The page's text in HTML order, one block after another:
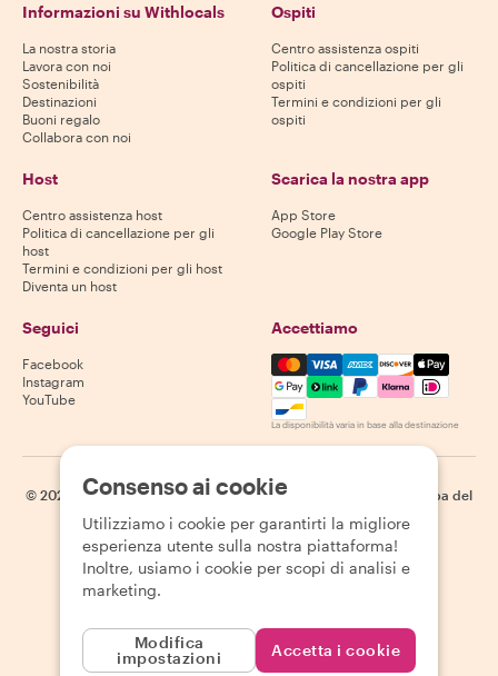
Informazioni su Withlocals
La nostra storia
Lavora con noi
Sostenibilità
Destinazioni
Buoni regalo
Collabora con noi
Ospiti
Centro assistenza ospiti
Politica di cancellazione per gli
ospiti
Termini e condizioni per gli
ospiti
Host
Centro assistenza host
Politica di cancellazione per gli
host
Termini e condizioni per gli host
Diventa un host
Scarica la nostra app
App Store
Google Play Store
Seguici
Facebook
Instagram
YouTube
Accettiamo
Mastercard, Visa, Amex,
La disponibilità varia in base alla destinazione
© 2026 Withlocals.com | Informativa sulla privacy
Mappa del
Consenso ai cookie
Utilizziamo i cookie per garantirti la migliore
esperienza utente sulla nostra piattaforma!
Inoltre, usiamo i cookie per scopi di analisi e
marketing.
Modifica
impostazioni
Accetta i cookie